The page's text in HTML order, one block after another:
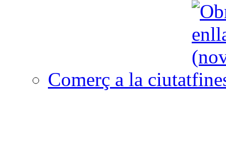
Comerç a la ciutat